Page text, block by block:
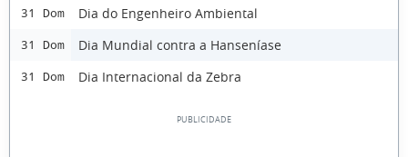
31 Dom Dia do Engenheiro Ambiental
31 Dom Dia Mundial contra a Hanseníase
31 Dom Dia Internacional da Zebra